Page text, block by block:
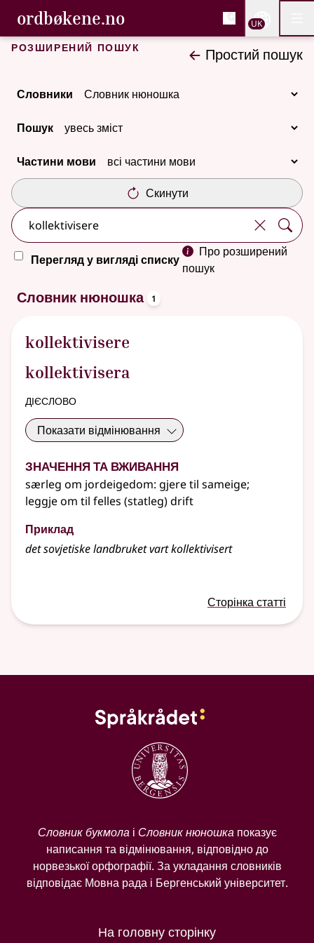
Перейти до основного вмісту
Доступність
ordbøkene.no, Cловник букмола та
Cловник букмола та Словник нюношка
UK
Розширений пошук Простий пошук
Словники
Пошук
Частини мови
Скинути
Перегляд у вигляді списку
Про розширений
пошук
Один результат
Словник нюношка 1
kollektivisere
kollektivisera
дієслово
Показати відмінювання
Значення та вживання
særleg om jordeigedom: gjere til sameige;
leggje om til felles (statleg) drift
Приклад
det sovjetiske landbruket vart kollektivisert
Сторінка статті
Словник букмолаі Словник нюношкапоказує
написання та відмінювання, відповідно до
норвезької орфографії. За укладання словників
відповідає Мовна рада і Бергенський університет.
На головну сторінку